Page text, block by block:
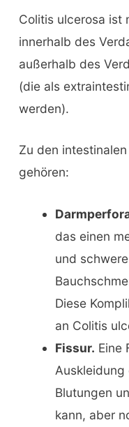
Colitis ulcerosa ist
innerhalb des
außerhalb des
(die als
werden).
Zu den
gehören:
das einen
und
Diese
an Colitis
Fissur. Eine
Auskleidung
Blutungen
kann, aber